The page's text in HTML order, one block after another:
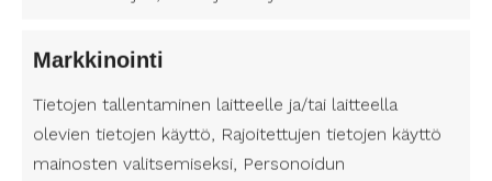
Markkinointi
Tietojen tallentaminen laitteelle ja/tai laitteella
olevien tietojen käyttö, Rajoitettujen tietojen käyttö
mainosten valitsemiseksi, Personoidun
palveluseteli)
Muista, että kun palkkaat henkilökohtaisen
avustajan helsingissä, toimit usein myös